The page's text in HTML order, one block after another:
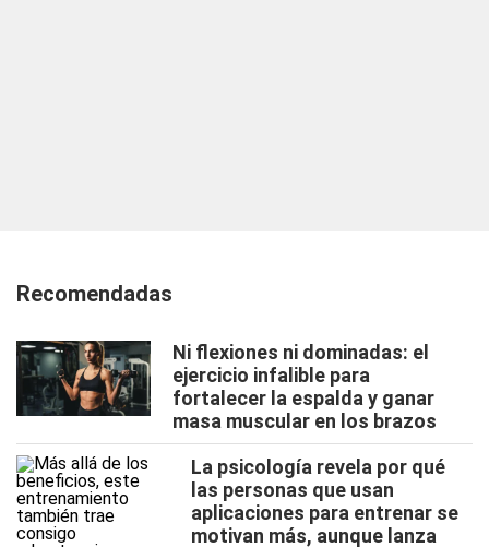
Recomendadas
Ni flexiones ni dominadas: el
ejercicio infalible para
fortalecer la espalda y ganar
masa muscular en los brazos
La psicología revela por qué
las personas que usan
aplicaciones para entrenar se
motivan más, aunque lanza